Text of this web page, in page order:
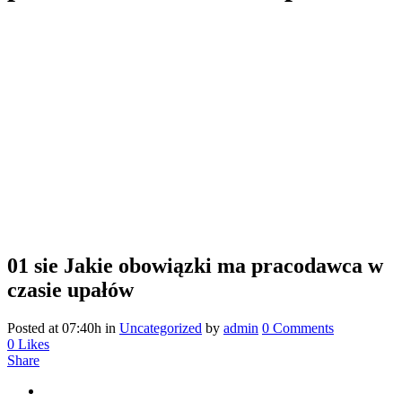
01 sie Jakie obowiązki ma pracodawca w
czasie upałów
Posted at 07:40h in Uncategorized by admin 0 Comments
0 Likes
Share